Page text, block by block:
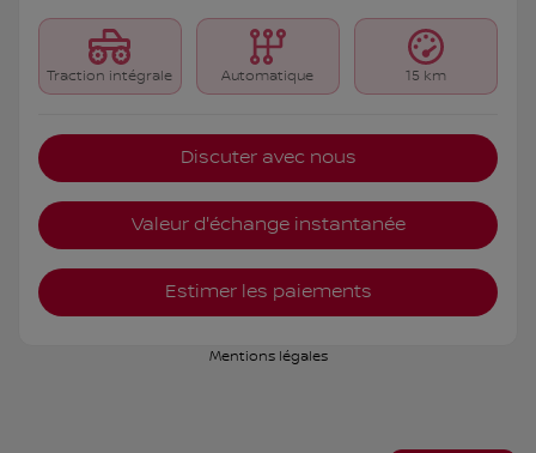
Traction intégrale Automatique 15 km
Discuter avec nous
Valeur d'échange instantanée
Estimer les paiements
Mentions légales